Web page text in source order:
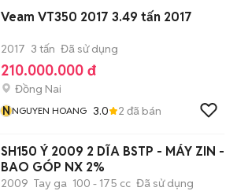
Veam VT350 2017 3.49 tấn 2017
2017 3 tấn Đã sử dụng
210.000.000 đ
Đồng Nai
NNGUYEN HOANG 3.0 2 đã bán
SH150 Ý 2009 2 DĨA BSTP - MÁY ZIN -
BAO GÓP NX 2%
2009 Tay ga 100 - 175 cc Đã sử dụng